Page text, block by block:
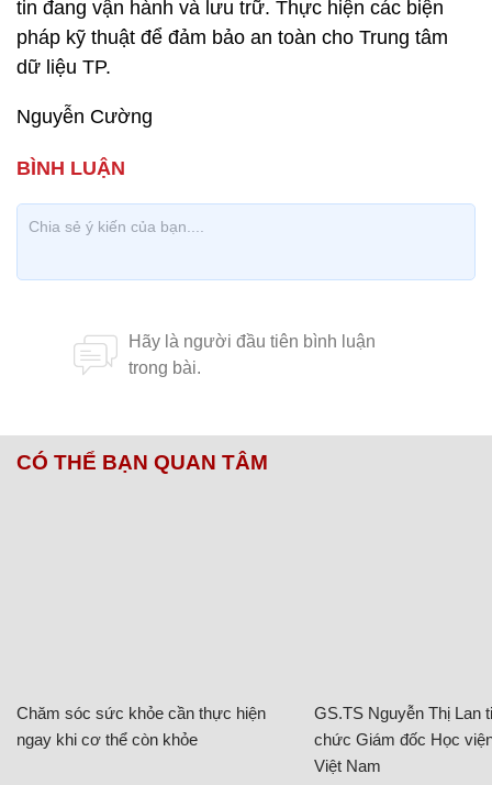
tin đang vận hành và lưu trữ. Thực hiện các biện
pháp kỹ thuật để đảm bảo an toàn cho Trung tâm
dữ liệu TP.
Nguyễn Cường
CÓ THỂ BẠN QUAN TÂM
Chăm sóc sức khỏe cần thực hiện
ngay khi cơ thể còn khỏe
GS.TS Nguyễn Thị Lan
chức Giám đốc Học
Việt Nam